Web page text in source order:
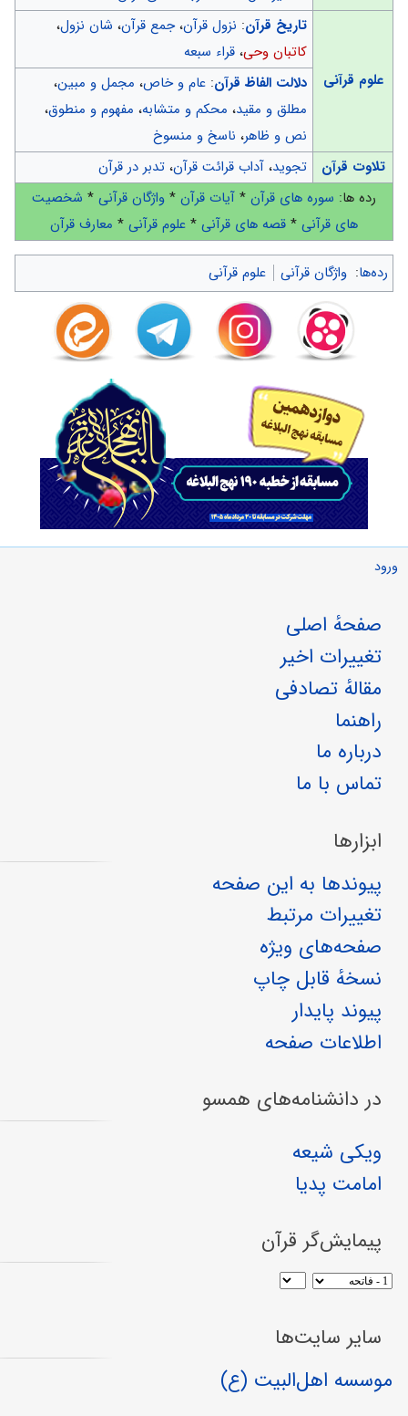
علوم قرآنی
تاریخ قرآن: نزول قرآن،جمع قرآن، شان نزول،
کاتبان وحی، قراء سبعه
دلالت الفاظ قرآن: عام و خاص، مجمل و مبین،
مطلق و مقید، محکم و متشابه، مفهوم و منطوق،
نص و ظاهر، ناسخ و منسوخ
تلاوت قرآن
تجوید، آداب قرائت قرآن، تدبر در قرآن
رده ها: سوره های قرآن * آیات قرآن * واژگان قرآنی * شخصیت
های قرآنی * قصه های قرآنی * علوم قرآنی * معارف قرآن
رده‌ها: واژگان قرآنی علوم قرآنی
ورود
صفحهٔ اصلی
تغییرات اخیر
مقالهٔ تصادفی
راهنما
درباره ما
تماس با ما
ابزارها
پیوندها به این صفحه
تغییرات مرتبط
صفحه‌های ویژه
نسخهٔ قابل چاپ
پیوند پایدار
اطلاعات صفحه
در دانشنامه‌های همسو
ویکی شیعه
امامت پدیا
پیمایش‌گر قرآن
سایر سایت‌ها
موسسه اهل‌البیت (ع)